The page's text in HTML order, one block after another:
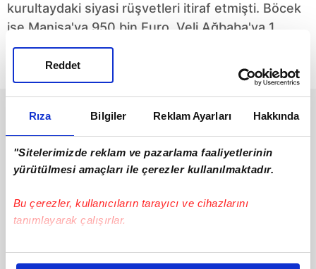
Rıza Bilgiler Reklam Ayarları Hakkında
"Sitelerimizde reklam ve pazarlama faaliyetlerinin
yürütülmesi amaçları ile çerezler kullanılmaktadır.
Bu çerezler, kullanıcıların tarayıcı ve cihazlarını
tanımlayarak çalışırlar.
Bu çerezlere izin vermeniz halinde sizlere özel
Reddet
kurultaydaki siyasi rüşvetleri itiraf etmişti. Böcek
ise Manisa'ya 950 bin Euro, Veli Ağbaba'ya 1
milyon Euro ve İmamoğlu'na 5 milyon Euro
verdiğini anlatmıştı.
"Böcek" izi!